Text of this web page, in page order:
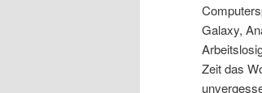
Galaxy,
Zeit das